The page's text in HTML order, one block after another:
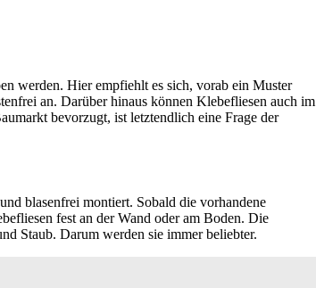
werden. Hier empfiehlt es sich, vorab ein Muster
an. Darüber hinaus können Klebefliesen auch im
bevorzugt, ist letztendlich eine Frage der
blasenfrei montiert. Sobald die vorhandene
fest an der Wand oder am Boden. Die
Staub. Darum werden sie immer beliebter.